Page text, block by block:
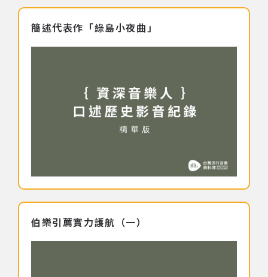
簡述代表作「綠島小夜曲」
伯樂引薦實力護航（一）
著作權及免責聲明